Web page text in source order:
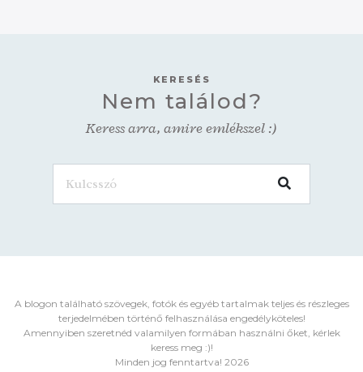
KERESÉS
Nem találod?
Keress arra, amire emlékszel :)
A blogon található szövegek, fotók és egyéb tartalmak teljes és részleges
terjedelmében történő felhasználása engedélyköteles!
Amennyiben szeretnéd valamilyen formában használni őket, kérlek
keress meg :)!
Minden jog fenntartva! 2026